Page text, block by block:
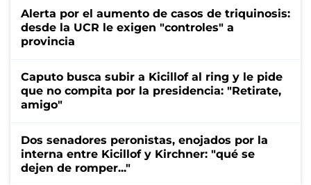
Alerta por el aumento de casos de triquinosis:
desde la UCR le exigen "controles" a
provincia
Caputo busca subir a Kicillof al ring y le pide
que no compita por la presidencia: "Retirate,
amigo"
Dos senadores peronistas, enojados por la
interna entre Kicillof y Kirchner: "qué se
dejen de romper..."